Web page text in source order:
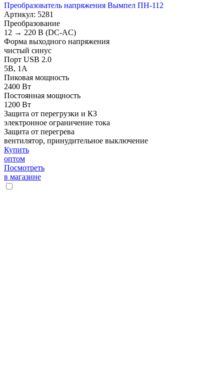
Преобразователь напряжения Вымпел ПН-112
Артикул: 5281
Преобразование
12 → 220 В (DC-AC)
Форма выходного напряжения
чистый синус
Порт USB 2.0
5В, 1А
Пиковая мощность
2400 Вт
Постоянная мощность
1200 Вт
Защита от перегрузки и КЗ
электронное ограничение тока
Защита от перегрева
вентилятор, принудительное выключение
Купить
оптом
Посмотреть
в магазине